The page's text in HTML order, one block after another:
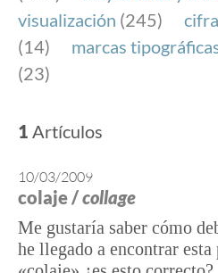
visualización (245)
(14)
marcas
(23)
1 Artículos
10/03/2009
colaje /collage
Me gustaría saber cómo
he llegado a encontrar